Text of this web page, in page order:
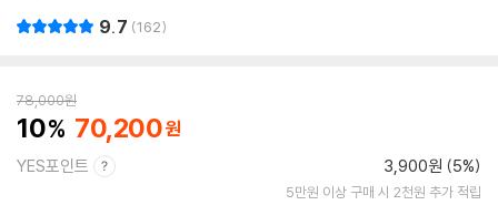
9.7 162
78,000원
10 70,200
YES포인트 3,900원 (5%)
5만원 이상 구매 시 2천원 추가 적립